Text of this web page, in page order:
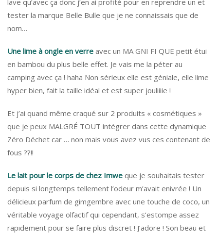
lave qu’avec ça donc j’en ai profité pour en reprendre un et
tester la marque Belle Bulle que je ne connaissais que de
nom…
Une lime à ongle en verre avec un MA GNI FI QUE petit étui
en bambou du plus belle effet. Je vais me la péter au
camping avec ça ! haha Non sérieux elle est géniale, elle lime
hyper bien, fait la taille idéal et est super jouliiiie !
Et j’ai quand même craqué sur 2 produits « cosmétiques »
que je peux MALGRÉ TOUT intégrer dans cette dynamique
Zéro Déchet car … non mais vous avez vus ces contenant de
fous ??!!
Le lait pour le corps de chez Imwe que je souhaitais tester
depuis si longtemps tellement l’odeur m’avait enivrée ! Un
délicieux parfum de gimgembre avec une touche de coco, un
véritable voyage olfactif qui cependant, s’estompe assez
rapidement pour se faire plus discret ! J’adore ! Son beau et